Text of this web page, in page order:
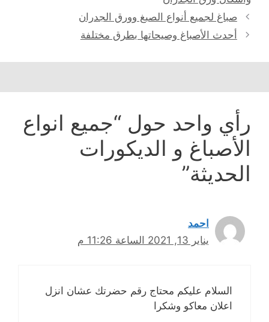
صباغ لجميع أنواع الصبغ وورق الجدران
أحدث الأصباغ وصيحاتها بطرق مختلفة
رأي واحد حول “جميع انواع
الأصباغ و الديكورات
الحديثة”
احمد
يناير 13, 2021 الساعة 11:26 م
السلام عليكم محتاج رقم حضرتك عشان انزل
اعلان معاكو وشكرا